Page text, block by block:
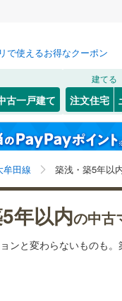
で使えるお得なクーポン
古一戸建て
建てる
注文住宅
牟田線 築浅・築5年以
年以内の中古
ンと変わらないものも。
城 秋田
玉 千葉
山
岡 三重
若松区(0)
小倉南区(0)
博多区(6)
西区( 0)
山陽本線（JR九
篠栗線(3)
日豊本線(1)
後藤寺線(0)
) (2) (2)
(0
(0)
築古・築30年
24時間ゴミ出
エレベーター
索条件を保存しました
件通知は、 マイページ
天神大牟田線、築5年
検索条件を保存する
お気に入り
閉じる
お気に入り
閉じる